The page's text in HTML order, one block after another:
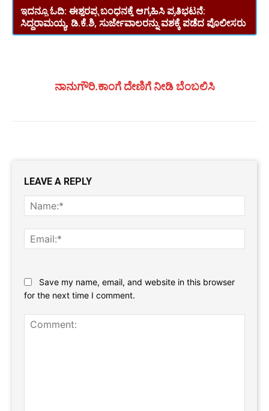
ಇದನ್ನೂ ಓದಿ: ಈಶ್ವರಪ್ಪ ಬಂಧನಕ್ಕೆ ಆಗ್ರಹಿಸಿ ಪ್ರತಿಭಟನೆ:
ಸಿದ್ದರಾಮಯ್ಯ, ಡಿ.ಕೆ.ಶಿ, ಸುರ್ಜೇವಾಲರನ್ನು ವಶಕ್ಕೆ ಪಡೆದ ಪೊಲೀಸರು
ನಾನುಗೌರಿ.ಕಾಂಗೆ ದೇಣಿಗೆ ನೀಡಿ ಬೆಂಬಲಿಸಿ
LEAVE A REPLY
Save my name, email, and website in this browser
for the next time I comment.